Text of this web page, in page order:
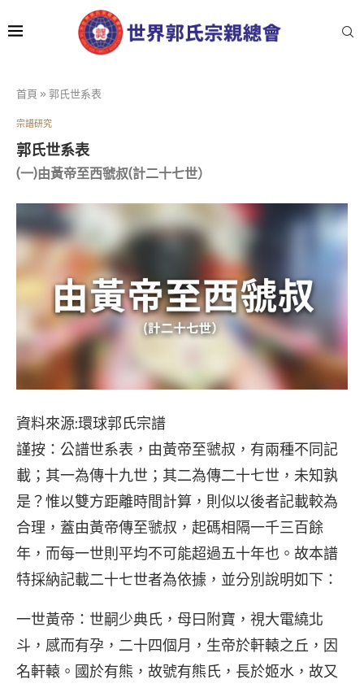
首頁 » 郭氏世系表
宗譜研究
郭氏世系表
(一)由黃帝至西虢叔(計二十七世）
資料來源:環球郭氏宗譜
謹按：公譜世系表，由黃帝至虢叔，有兩種不同記
載；其一為傳十九世；其二為傳二十七世，未知孰
是？惟以雙方距離時間計算，則似以後者記載較為
合理，蓋由黃帝傳至虢叔，起碼相隔一千三百餘
年，而每一世則平均不可能超過五十年也。故本譜
特採納記載二十七世者為依據，並分別說明如下：
一世黃帝 ：世嗣少典氏，母曰附寶，視大電繞北
斗，感而有孕，二十四個月，生帝於軒轅之丘，因
名軒轅。國於有熊，故號有熊氏，長於姬水，故又